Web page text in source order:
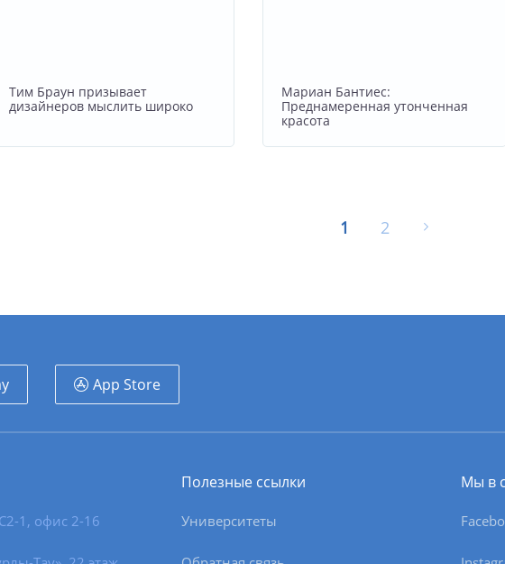
Тим Браун призывает
дизайнеров мыслить широко
Мариан Бантиес:
Преднамеренная утонченная
красота
1 2
App Store
1, офис 2-16
Полезные ссылки
Университеты
Мы в